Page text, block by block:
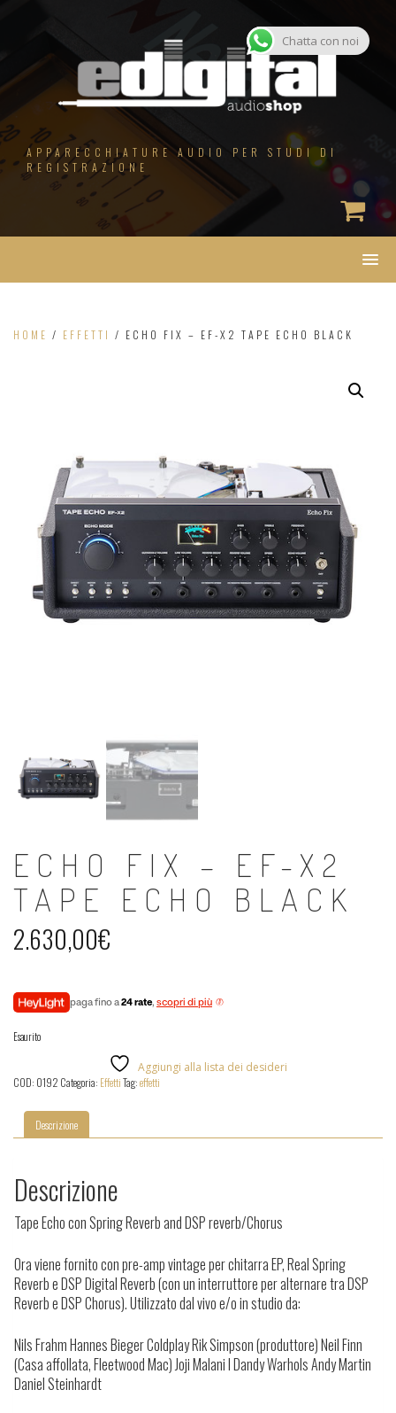
APPARECCHIATURE AUDIO PER STUDI DI
REGISTRAZIONE
HOME / EFFETTI / ECHO FIX – EF-X2 TAPE ECHO BLACK
ECHO FIX – EF-X2
TAPE ECHO BLACK
2.630,00€
paga fino a24 rate, scopri di più
Esaurito
Aggiungi alla lista dei desideri
COD: 0192 Categoria: EffettiTag:effetti
Descrizione
Descrizione
Tape Echo con Spring Reverb and DSP reverb/Chorus
Ora viene fornito con pre-amp vintage per chitarra EP, Real Spring
Reverb e DSP Digital Reverb (con un interruttore per alternare tra DSP
Reverb e DSP Chorus). Utilizzato dal vivo e/o in studio da:
Nils Frahm Hannes Bieger Coldplay Rik Simpson (produttore) Neil Finn
(Casa affollata, Fleetwood Mac) Joji Malani I Dandy Warhols Andy Martin
Daniel Steinhardt
Chatta con noi